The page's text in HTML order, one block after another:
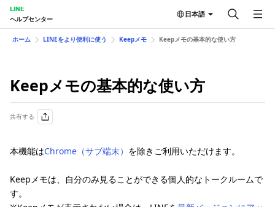
LINE
ヘルプセンター
日本語
ホーム LINEをより便利に使う Keepメモ Keepメモの基本的な使い方
Keepメモの基本的な使い方
共有する
本機能はChrome（サブ端末） を除きご利用いただけます。
Keepメモは、自分のみ見ることができる個人的なトークルームで
す。